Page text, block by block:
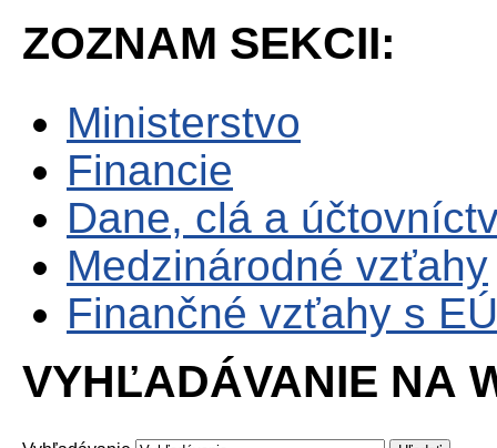
ZOZNAM SEKCII:
Ministerstvo
Financie
Dane, clá a
Medzinárodné vzťahy
Finančné vzťahy s EÚ
VYHĽADÁVANIE NA